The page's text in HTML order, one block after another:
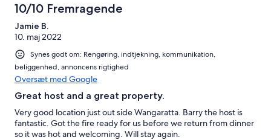
10/10 Fremragende
Jamie B.
10. maj 2022
Synes godt om: Rengøring, indtjekning, kommunikation,
beliggenhed, annoncens rigtighed
Oversæt med Google
Great host and a great property.
Very good location just out side Wangaratta. Barry the host is
fantastic. Got the fire ready for us before we return from dinner
so it was hot and welcoming. Will stay again.